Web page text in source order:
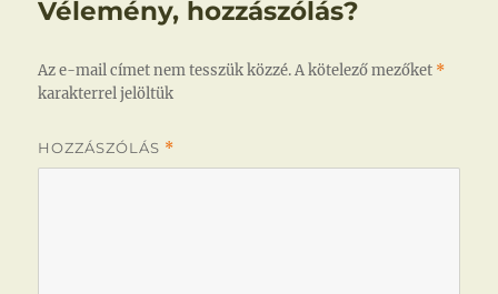
Vélemény, hozzászólás?
Az e-mail címet nem tesszük közzé. A kötelező mezőket *
karakterrel jelöltük
HOZZÁSZÓLÁS *